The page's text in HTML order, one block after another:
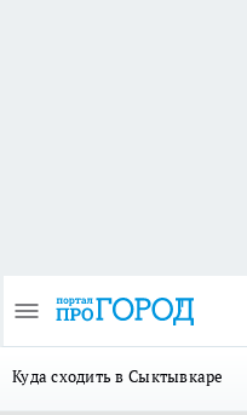
Куда сходить в Сыктывкаре